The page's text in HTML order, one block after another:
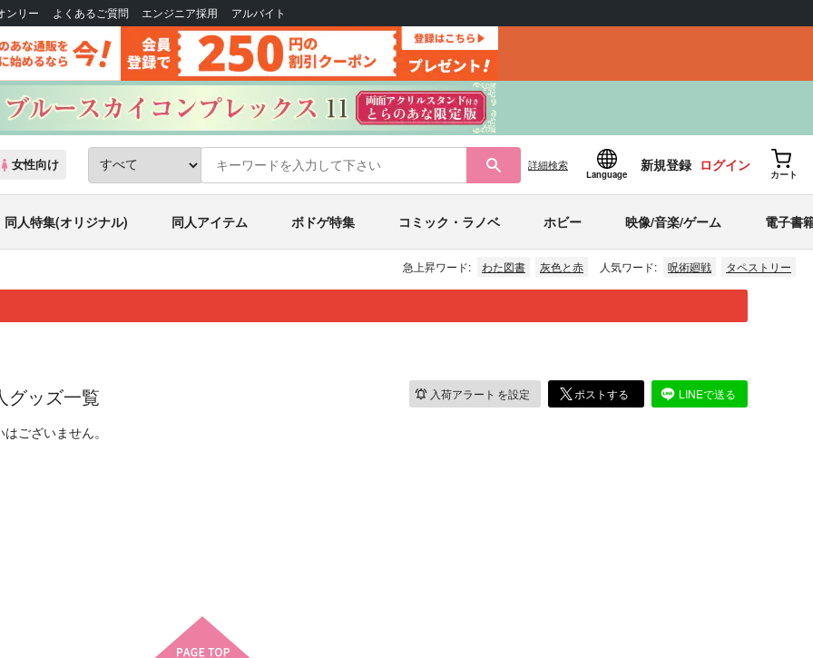
ンリー よくあるご質問 エンジニア採用 アルバイト
女性向け 詳細検索
Language
新規登録 ログイン
カート
同人特集(オリジナル) 同人アイテム ボドゲ特集 コミック・ラノベ ホビー 映像/音楽/ゲーム 電子書
急上昇ワード: わた図書 灰色と赤 人気ワード: 呪術廻戦 タペストリー
入荷アラート を設定 ポストする LINEで送る
グッズ一覧
ございません。